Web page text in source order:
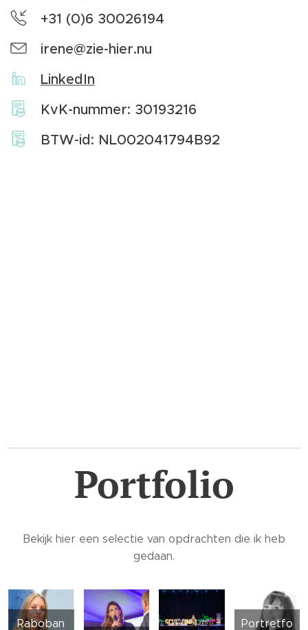
+31 (0)6 30026194
irene@zie-hier.nu
LinkedIn
KvK-nummer: 30193216
BTW-id: NL002041794B92
Portfolio
Bekijk hier een selectie van opdrachten die ik heb
gedaan.
Raboban Portretfo